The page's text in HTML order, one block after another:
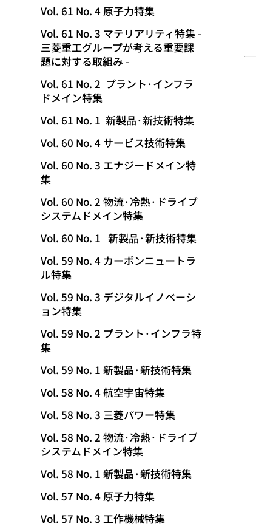
Vol. 61 No. 4 原子力特集
Vol. 61 No. 3 マテリアリティ特集 -
三菱重工グループが考える重要課
題に対する取組み -
Vol. 61 No. 2 プラント·インフラ
ドメイン特集
Vol. 61 No. 1 新製品·新技術特集
Vol. 60 No. 4 サービス技術特集
Vol. 60 No. 3 エナジードメイン特
集
Vol. 60 No. 2 物流·冷熱·ドライブ
システムドメイン特集
Vol. 60 No. 1 新製品·新技術特集
Vol. 59 No. 4 カーボンニュートラ
ル特集
Vol. 59 No. 3 デジタルイノベーシ
ョン特集
Vol. 59 No. 2 プラント·インフラ特
集
Vol. 59 No. 1 新製品·新技術特集
Vol. 58 No. 4 航空宇宙特集
Vol. 58 No. 3 三菱パワー特集
Vol. 58 No. 2 物流·冷熱·ドライブ
システムドメイン特集
Vol. 58 No. 1 新製品·新技術特集
Vol. 57 No. 4 原子力特集
Vol. 57 No. 3 工作機械特集